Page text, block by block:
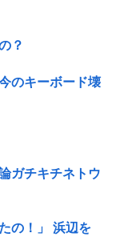
？
のキーボード壊
ガチキチネトウ
の！」 浜辺を